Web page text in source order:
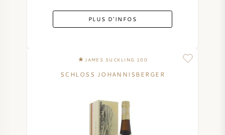
PLUS D'INFOS
JAMES SUCKLING 100
SCHLOSS JOHANNISBERGER